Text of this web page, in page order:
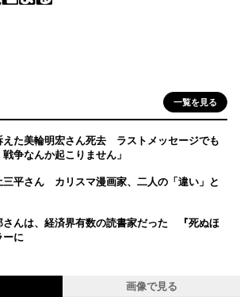
一覧を見る
えた美輪明宏さん死去 ラストメッセージでも
争なんか起こりません」
三平さん カリスマ漫画家、二人の「違い」と
さんは、経済界有数の読書家だった 『死ぬほ
ーに
画像で見る